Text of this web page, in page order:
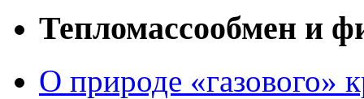
Тепломассообмен и
О природе «газового»